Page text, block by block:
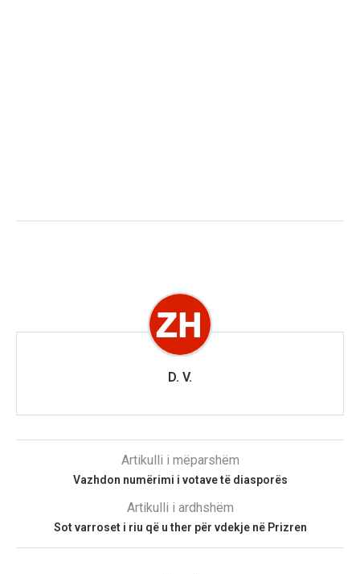
D. V.
Artikulli i mëparshëm
Vazhdon numërimi i votave të diasporës
Artikulli i ardhshëm
Sot varroset i riu që u ther për vdekje në Prizren